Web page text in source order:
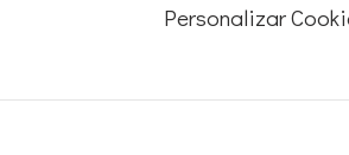
Personalizar